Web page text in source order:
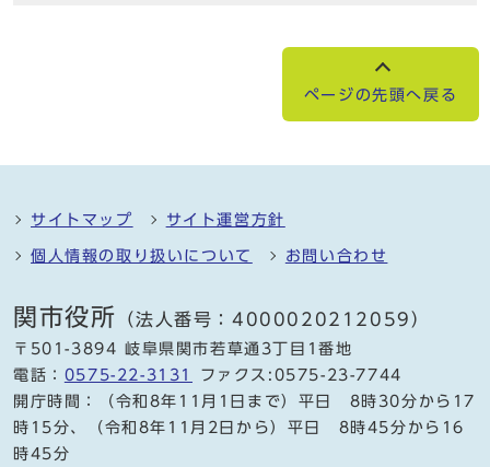
ページの先頭へ戻る
サイトマップ サイト運営方針
個人情報の取り扱いについて お問い合わせ
関市役所 （法人番号：4000020212059）
〒501-3894 岐阜県関市若草通3丁目1番地
電話： 0575-22-3131
ファクス:0575-23-7744
開庁時間：（令和8年11月1日まで）平日 8時30分から17
時15分、（令和8年11月2日から）平日 8時45分から16
時45分